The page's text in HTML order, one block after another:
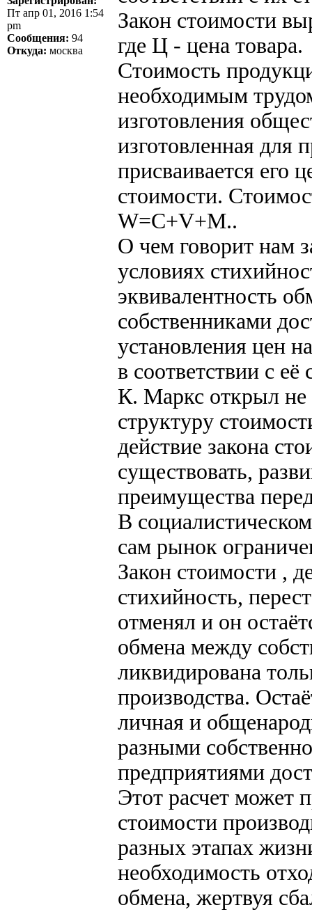
Пт апр 01, 2016 1:54
pm
Сообщения: 94
Откуда: москва
Закон стоимости
где Ц - цена товара.
Стоимость
необходимым
изготовления
изготовленная для
присваивается его
стоимости.
W=C+V+M..
О чем говорит нам
условиях
эквивалентность
собственниками
установления цен
в соответствии с
К. Маркс открыл не
структуру
действие закона
существовать,
преимущества
В
сам рынок
Закон стоимости ,
стихийность,
отменял и он
обмена между
ликвидирована
производства.
личная и
разными
предприятиями
Этот расчет может
стоимости
разных этапах
необходимость
обмена, жертвуя